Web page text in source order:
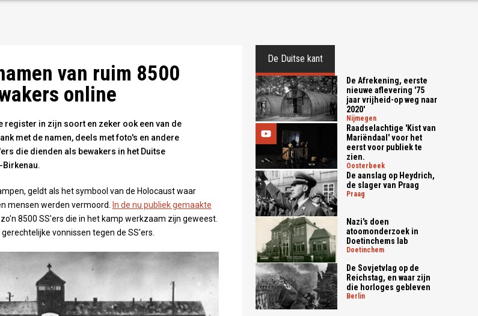
van ruim 8500
online
register in zijn soort en zeker ook een van de
met de namen, deels met foto's en andere
die dienden als bewakers in het Duitse
geldt als het symbool van de Holocaust waar
mensen werden vermoord.
In de nu publiek gemaakte
8500 SS'ers die in het kamp werkzaam zijn geweest.
vonnissen tegen de SS'ers.
De Duitse kant
De Afrekening, eerste
nieuwe aflevering '75
jaar vrijheid-op weg naar
2020'
nijmegen
Raadselachtige 'Kist van
Mariëndaal' voor het
eerst voor publiek te
zien.
oosterbeek
De aanslag op Heydrich,
de slager van Praag
praag
Nazi's doen
atoomonderzoek in
Doetinchems lab
doetinchem
De Sovjetvlag op de
Reichstag, en waar zijn
die horloges gebleven
berlin